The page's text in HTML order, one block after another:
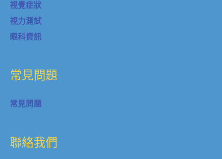
視覺症狀
視力測試
眼科資訊
常見問題
常見問題
聯絡我們